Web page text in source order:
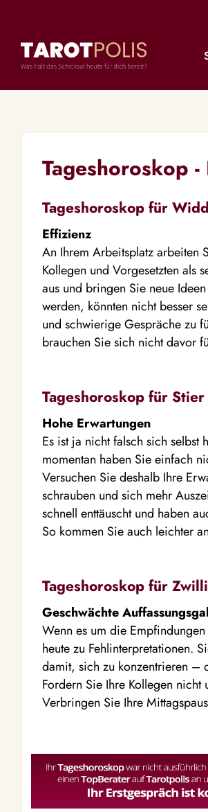
Tageshoroskop
Tageshoroskop für
Effizienz
An Ihrem Arbeitsplatz arbeiten
Kollegen und Vorgesetzten als
aus und bringen Sie neue
werden, könnten nicht besser
und schwierige Gespräche zu
brauchen Sie sich nicht davor
Tageshoroskop für
Hohe Erwartungen
Es ist ja nicht falsch sich selbst
momentan haben Sie einfach
Versuchen Sie deshalb Ihre
schrauben und sich mehr
schnell enttäuscht und haben
So kommen Sie auch leichter
Tageshoroskop für
Geschwächte
Wenn es um die
heute zu Fehlinterpretationen.
damit, sich zu konzentrieren –
Fordern Sie Ihre Kollegen
Verbringen Sie Ihre